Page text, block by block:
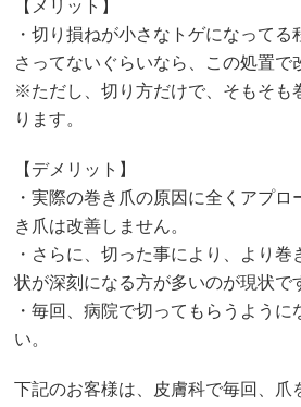
【メリット】
・切り損ねが小さなトゲになってる
さってないぐらいなら、この処置で
※ただし、切り方だけで、そもそも
ります。
【デメリット】
・実際の巻き爪の原因に全くアプ
き爪は改善しません。
・さらに、切った事により、より
状が深刻になる方が多いのが現状で
・毎回、病院で切ってもらうよう
い。
下記のお客様は、皮膚科で毎回、爪